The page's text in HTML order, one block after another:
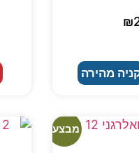
₪
מהירה
מבצע!